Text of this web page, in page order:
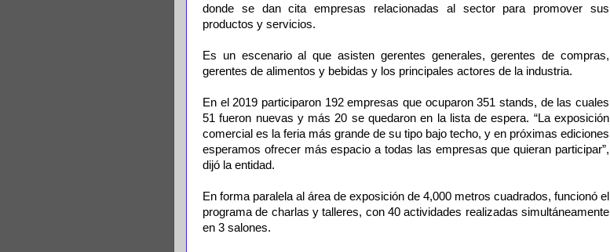
donde se dan cita empresas relacionadas al sector para promover sus
productos y servicios.
Es un escenario al que asisten gerentes generales, gerentes de compras,
gerentes de alimentos y bebidas y los principales actores de la industria.
En el 2019 participaron 192 empresas que ocuparon 351 stands, de las cuales
51 fueron nuevas y más 20 se quedaron en la lista de espera. “La exposición
comercial es la feria más grande de su tipo bajo techo, y en próximas ediciones
esperamos ofrecer más espacio a todas las empresas que quieran participar”,
dijó la entidad.
En forma paralela al área de exposición de 4,000 metros cuadrados, funcionó el
programa de charlas y talleres, con 40 actividades realizadas simultáneamente
en 3 salones.